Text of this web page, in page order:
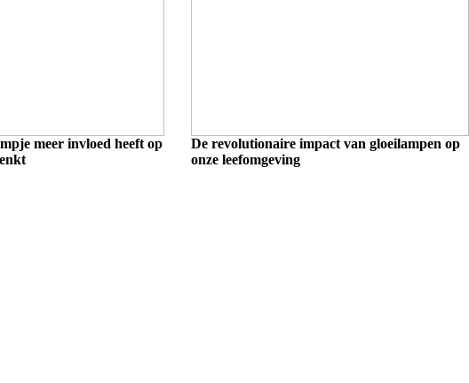
meer invloed heeft op
De revolutionaire impact van gloeilampen op
onze leefomgeving